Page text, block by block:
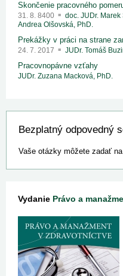
Skončenie pracovného
31. 8. 8400 doc. JUDr. Marek
Andrea Olšovská, PhD.
Prekážky v práci na strane
24. 7. 2017 JUDr. Tomáš
Pracovnopávne vzťahy
JUDr. Zuzana Macková, PhD.
Bezplatný odpovedný
Vaše otázky môžete zadať na
Vydanie Právo a